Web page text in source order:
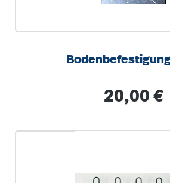
Regulärer
20,00 €